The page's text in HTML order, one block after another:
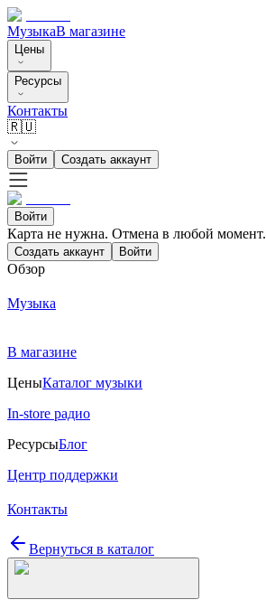
МузыкаВ магазине
Цены
Ресурсы
Контакты
🇷🇺
Войти Создать аккаунт
Войти
Карта не нужна. Отмена в любой момент.
Создать аккаунт Войти
Обзор
Музыка
В магазине
ЦеныКаталог музыки
In-store радио
РесурсыБлог
Центр поддержки
Контакты
Вернуться в каталог